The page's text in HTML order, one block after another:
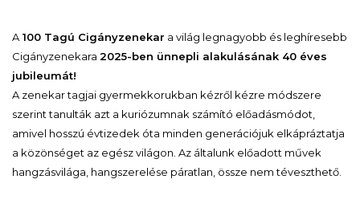
A 100 Tagú Cigányzenekar a világ legnagyobb és leghíresebb
Cigányzenekara 2025-ben ünnepli alakulásának 40 éves
jubileumát!
A zenekar tagjai gyermekkorukban kézről kézre módszere
szerint tanulták azt a kuriózumnak számító előadásmódot,
amivel hosszú évtizedek óta minden generációjuk elkápráztatja
a közönséget az egész világon. Az általunk előadott művek
hangzásvilága, hangszerelése páratlan, össze nem téveszthető.